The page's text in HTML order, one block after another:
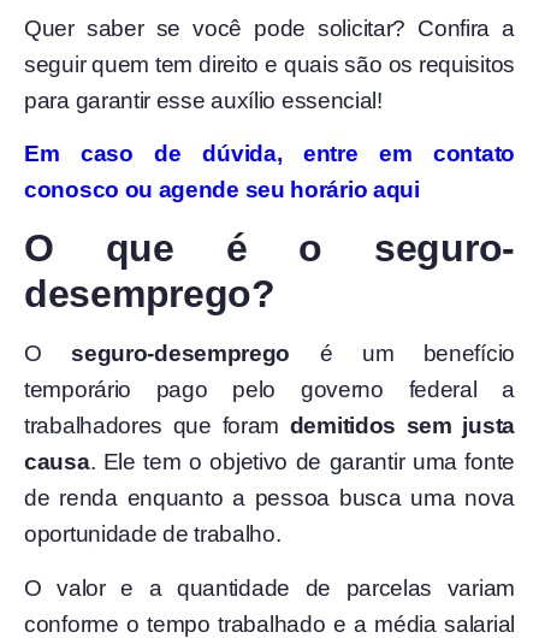
Quer saber se você pode solicitar? Confira a
seguir quem tem direito e quais são os requisitos
para garantir esse auxílio essencial!
Em caso de dúvida, entre em contato
conosco ou agende seu horário aqui
O que é o seguro-
desemprego?
Oseguro-desemprego é um benefício
temporário pago pelo governo federal a
trabalhadores que foram demitidos sem justa
causa. Ele tem o objetivo de garantir uma fonte
de renda enquanto a pessoa busca uma nova
oportunidade de trabalho.
O valor e a quantidade de parcelas variam
conforme o tempo trabalhado e a média salarial